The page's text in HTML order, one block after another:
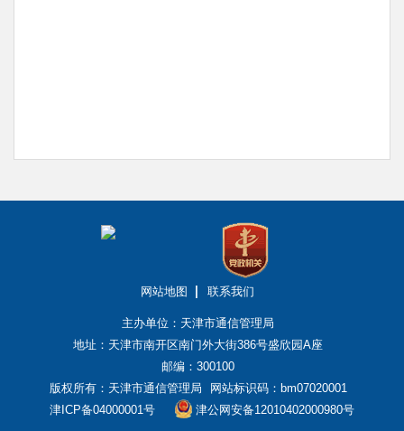
网站地图 联系我们
主办单位：天津市通信管理局
地址：天津市南开区南门外大街386号盛欣园A座
邮编：300100
版权所有：天津市通信管理局
网站标识码：bm07020001
津ICP备04000001号
津公网安备12010402000980号